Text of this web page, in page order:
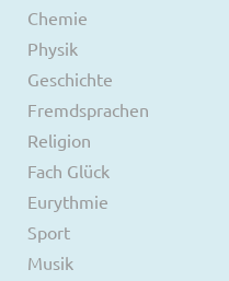
Chemie
Physik
Geschichte
Fremdsprachen
Religion
Fach Glück
Eurythmie
Sport
Musik